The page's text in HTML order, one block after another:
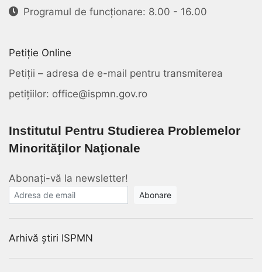
Programul de funcționare: 8.00 - 16.00
Petiție Online
Petiții – adresa de e-mail pentru transmiterea
petițiilor: office@ispmn.gov.ro
Institutul Pentru Studierea Problemelor
Minorităţilor Naţionale
Abonați-vă la newsletter!
E-mail
Arhivă știri ISPMN